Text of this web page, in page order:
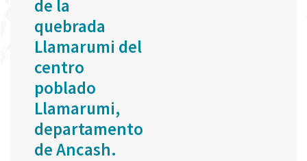
de la
quebrada
Llamarumi del
centro
poblado
Llamarumi,
departamento
de Ancash.